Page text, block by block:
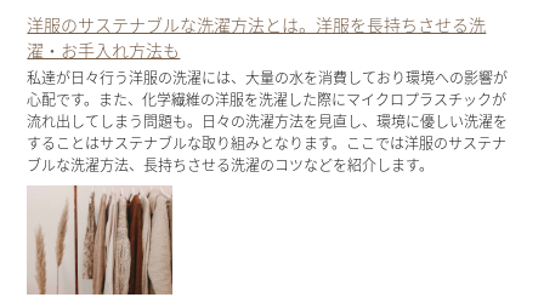
洋服のサステナブルな洗濯方法とは。洋服を長持ちさせる洗
濯・お手入れ方法も
私達が日々行う洋服の洗濯には、大量の水を消費しており環境への影響が
心配です。また、化学繊維の洋服を洗濯した際にマイクロプラスチックが
流れ出してしまう問題も。日々の洗濯方法を見直し、環境に優しい洗濯を
することはサステナブルな取り組みとなります。ここでは洋服のサステナ
ブルな洗濯方法、長持ちさせる洗濯のコツなどを紹介します。